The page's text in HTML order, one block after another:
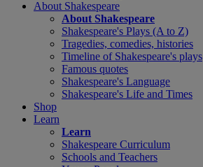
About Shakespeare
About Shakespeare
Shakespeare's Plays (A to Z)
Tragedies, comedies, histories
Timeline of Shakespeare's plays
Famous quotes
Shakespeare's Language
Shakespeare's Life and Times
Shop
Learn
Learn
Shakespeare Curriculum
Schools and Teachers